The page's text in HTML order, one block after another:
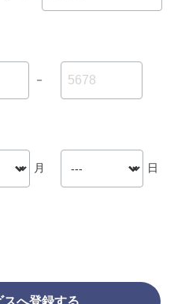
－
月 日
へ登録する